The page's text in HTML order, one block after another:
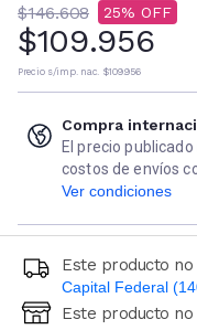
$146.608 25
$109.956
Precio s/imp. nac. $109.956
Compra
El precio
costos de envíos
Ver condiciones
Este producto
Capital Federal
Ingresá código
Este producto